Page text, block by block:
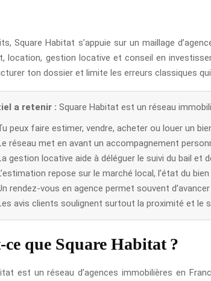
Square Habitat s’appuie sur un maillage
location, gestion locative et conseil en
ton dossier et limite les erreurs classiques
a retenir : Square Habitat est un réseau
peux faire estimer, vendre, acheter ou louer un
réseau met en avant un accompagnement
gestion locative aide à déléguer le suivi du bail et
repose sur le marché local, l’état du
rendez-vous en agence permet souvent
avis clients soulignent surtout la proximité et le
ce que Square Habitat ?
est un réseau d’agences immobilières en